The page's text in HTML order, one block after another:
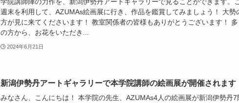
週末を利用して、AZUMAs絵画展に行き、作品を鑑賞してみましょう！ 大勢
方が見に来てくださいます！ 教室関係者の皆様もありがとうございます！ 多
の方から、お花をいただき...
2024年6月21日
新潟伊勢丹アートギャラリーで本学院講師の絵画展が開催されます
みなさん、こんにちは！ 本学院の先生、AZUMAs4人の絵画展が新潟伊勢丹7